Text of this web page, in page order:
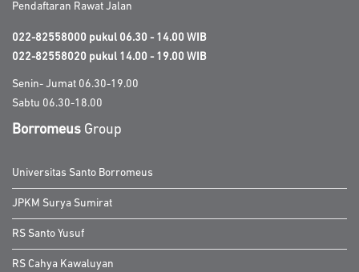
Pendaftaran Rawat Jalan
022-82558000 pukul 06.30 - 14.00 WIB
022-82558020 pukul 14.00 - 19.00 WIB
Senin- Jumat 06.30-19.00
Sabtu 06.30-18.00
Borromeus Group
Universitas Santo Borromeus
JPKM Surya Sumirat
RS Santo Yusuf
RS Cahya Kawaluyan